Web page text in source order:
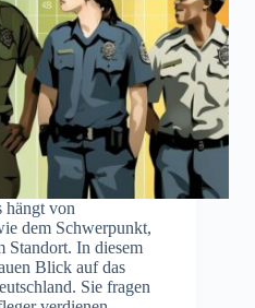
hängt von
dem Schwerpunkt,
Standort. In diesem
Blick auf das
Sie fragen